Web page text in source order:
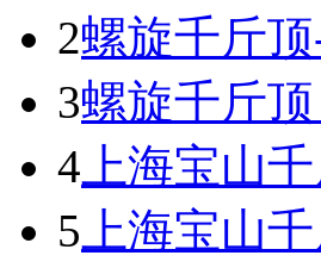
2螺旋千斤
3螺旋千斤
4 上海宝山
5 上海宝山